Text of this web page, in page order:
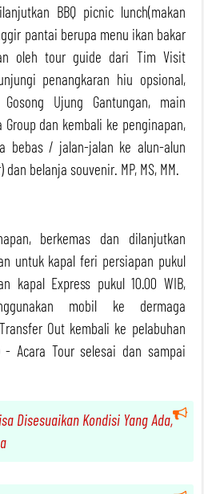
BBQ picnic lunch(makan
pantai berupa menu ikan bakar
oleh tour guide dari Tim Visit
penangkaran hiu opsional,
Ujung Gantungan, main
dan kembali ke penginapan,
bebas / jalan-jalan ke alun-alun
belanja souvenir. MP, MS, MM.
berkemas dan dilanjutkan
untuk kapal feri persiapan pukul
kapal Express pukul 10.00 WIB,
mobil ke dermaga
Out kembali ke pelabuhan
- Acara Tour selesai dan sampai
Disesuaikan Kondisi Yang Ada,